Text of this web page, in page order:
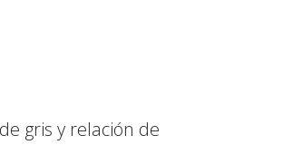
gris y relación de